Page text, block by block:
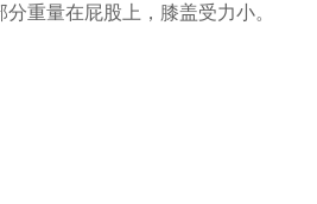
重量在屁股上，膝盖受力小。